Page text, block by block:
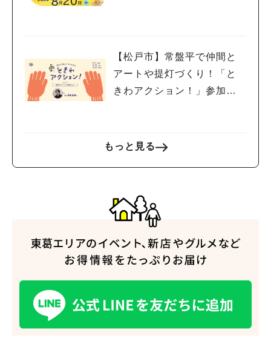
【松戸市】常盤平で仲間と
アートや提灯づくり！「と
きわアクション！」参加者
もっと見る